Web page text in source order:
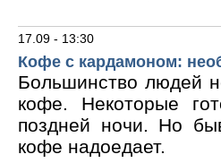
17.09 - 13:30
Кофе с кардамоном:
Большинство людей
кофе. Некоторые
поздней ночи. Но
кофе надоедает.